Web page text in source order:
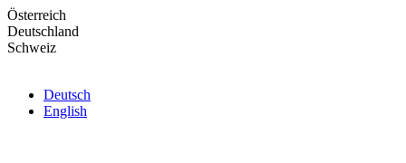
Skip
to
the
Österreich
Deutschland
Schweiz
Deutsch
English